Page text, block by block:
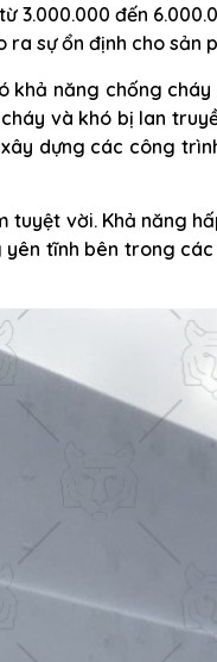
đến
sự ổn định cho sản
khả năng chống
và khó bị lan
dựng các công
tuyệt vời. Khả năng
tĩnh bên trong